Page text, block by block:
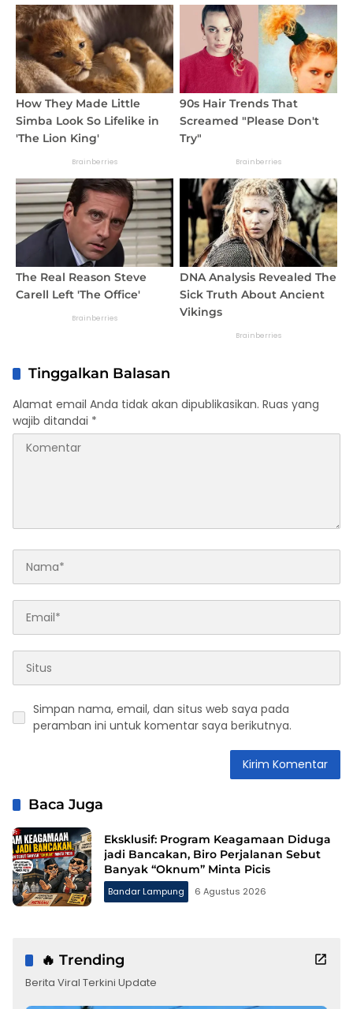
Tinggalkan Balasan
Alamat email Anda tidak akan dipublikasikan. Ruas yang
wajib ditandai *
Simpan nama, email, dan situs web saya pada
peramban ini untuk komentar saya berikutnya.
Baca Juga
Eksklusif: Program Keagamaan Diduga
jadi Bancakan, Biro Perjalanan Sebut
Banyak “Oknum” Minta Picis
Bandar Lampung 6 Agustus 2026
🔥 Trending
Berita Viral Terkini Update